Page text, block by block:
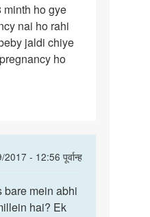
minth ho gye
nai ho rahi
jaldi chiye
ho
- 12:56 पूर्वान्ह
bare mein abhi
hai? Ek